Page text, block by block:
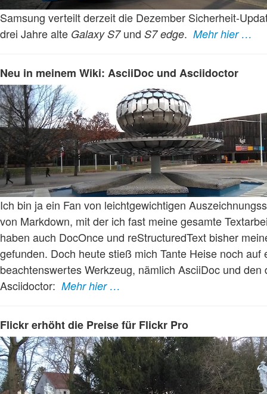
Samsung verteilt derzeit die Dezember Sicherheit-
drei Jahre alte Galaxy S7und S7 edge. Mehr hier …
Neu in meinem Wiki: AsciiDoc und Asciidoctor
Ich bin ja ein Fan von leichtgewichtigen
von Markdown, mit der ich fast meine gesamte
haben auch DocOnce und reStructuredText bisher
gefunden. Doch heute stieß mich Tante Heise noch auf
beachtenswertes Werkzeug, nämlich AsciiDoc und den
Asciidoctor: Mehr hier …
Flickr erhöht die Preise für Flickr Pro